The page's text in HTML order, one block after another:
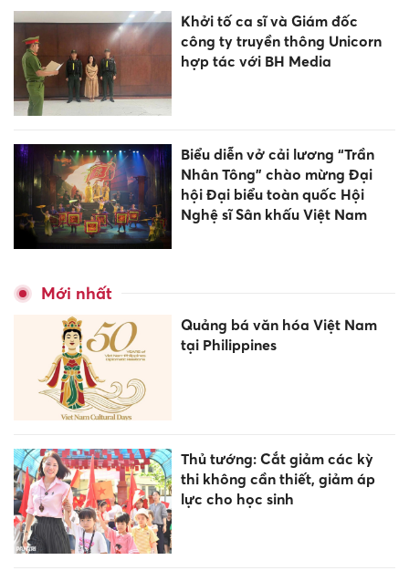
Khởi tố ca sĩ và Giám đốc
công ty truyền thông Unicorn
hợp tác với BH Media
Biểu diễn vở cải lương “Trần
Nhân Tông” chào mừng Đại
hội Đại biểu toàn quốc Hội
Nghệ sĩ Sân khấu Việt Nam
Mới nhất
Quảng bá văn hóa Việt Nam
tại Philippines
Thủ tướng: Cắt giảm các kỳ
thi không cần thiết, giảm áp
lực cho học sinh